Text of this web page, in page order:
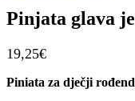
Pinjata glava
19,25€
Piniata za dječji